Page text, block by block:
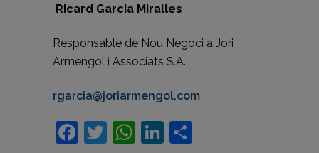
Ricard Garcia Miralles
Responsable de Nou Negoci a Jori
Armengol i Associats S.A.
rgarcia@joriarmengol.com
Facebook
Twitter
WhatsApp
LinkedIn